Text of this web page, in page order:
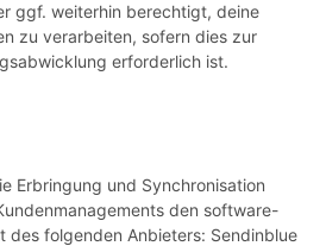
ggf. weiterhin berechtigt, deine
zu verarbeiten, sofern dies zur
erforderlich ist.
Erbringung und Synchronisation
den software-
des folgenden Anbieters: Sendinblue